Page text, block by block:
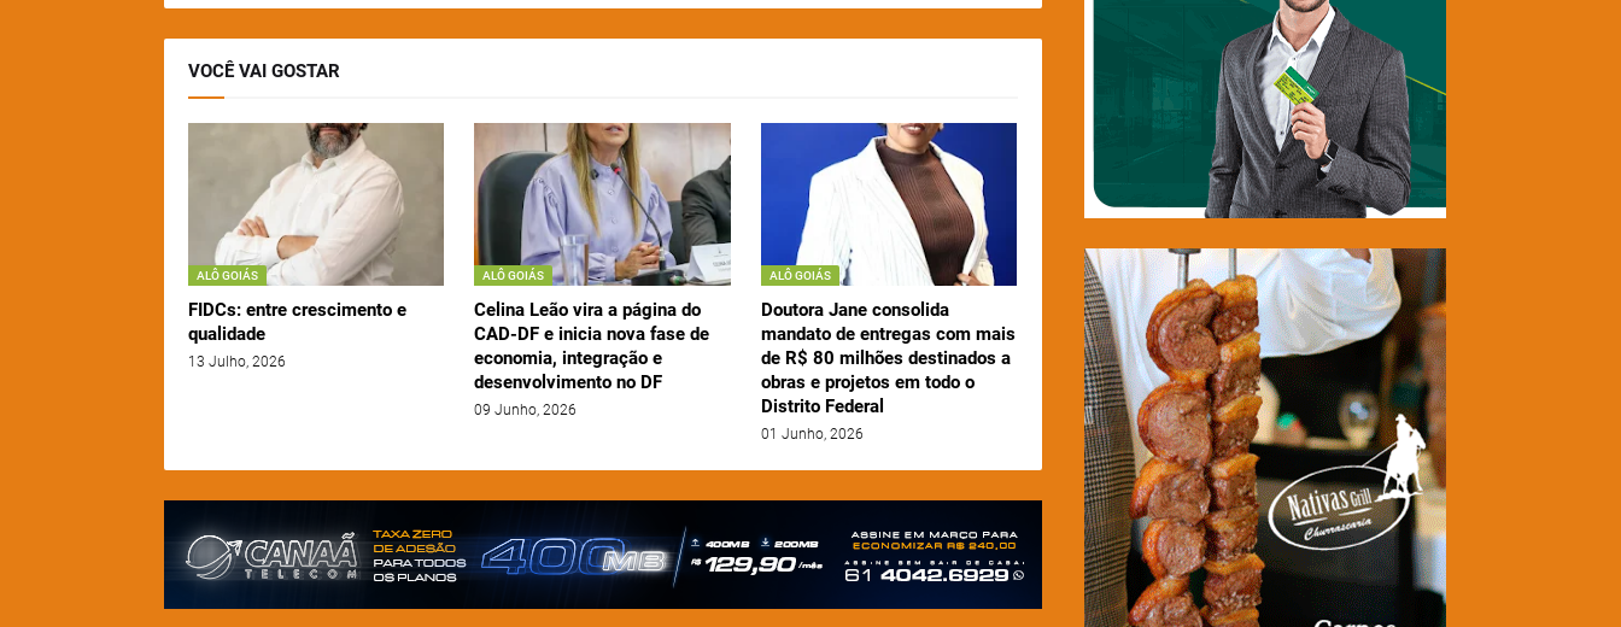
VOCÊ VAI GOSTAR
ALÔ GOIÁS
FIDCs: entre crescimento e
qualidade
13 Julho, 2026
ALÔ GOIÁS
Celina Leão vira a página do
CAD-DF e inicia nova fase de
economia, integração e
desenvolvimento no DF
09 Junho, 2026
ALÔ GOIÁS
Doutora Jane consolida
mandato de entregas com mais
de R$ 80 milhões destinados a
obras e projetos em todo o
Distrito Federal
01 Junho, 2026